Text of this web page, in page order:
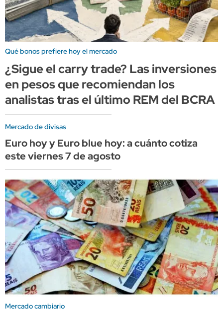
Qué bonos prefiere hoy el mercado
¿Sigue el carry trade? Las inversiones
en pesos que recomiendan los
analistas tras el último REM del BCRA
Mercado de divisas
Euro hoy y Euro blue hoy: a cuánto cotiza
este viernes 7 de agosto
Mercado cambiario